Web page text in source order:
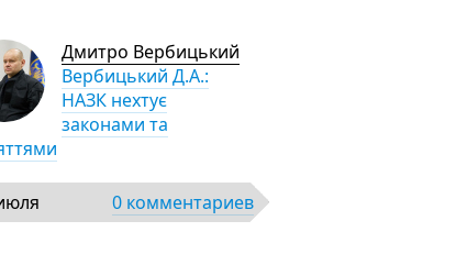
Дмитро Вербицький
Вербицький Д.А.:
НАЗК нехтує
законами та
0 комментариев